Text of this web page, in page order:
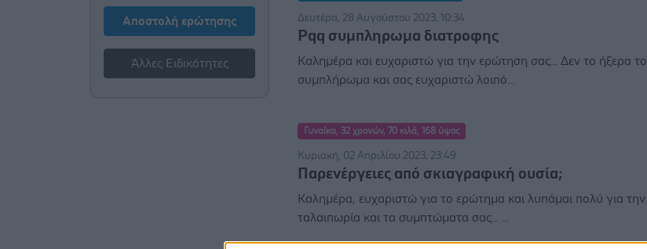
Αποστολή ερώτησης
Άλλες Ειδικότητες
Δευτέρα, 28 Αυγούστου 2023, 10:34
Pqq συμπληρωμα διατροφης
Καλημέρα και ευχαριστώ για την ερώτηση σας... Δεν το ήξερα το
συμπλήρωμα και σας ευχαριστώ λοιπό...
Γυναίκα, 32 χρονών, 70 κιλά, 168 ύψος
Κυριακή, 02 Απριλίου 2023, 23:49
Παρενέργειες από σκιαγραφική ουσία;
Καλημέρα, ευχαριστώ για το ερώτημα και λυπάμαι πολύ για την
ταλαιπωρία και τα συμπτώματα σας... ...